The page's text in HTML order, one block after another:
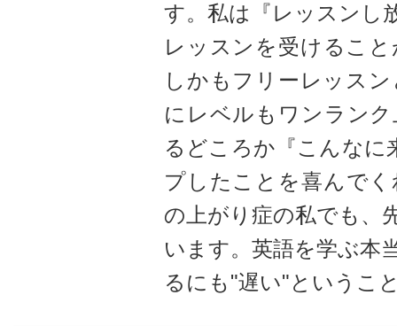
す。私は『レッスンし
レッスンを受けるこ
しかもフリーレッス
にレベルもワンラン
るどころか『こんなに
プしたことを喜んで
の上がり症の私でも、
います。英語を学ぶ本
るにも"遅い"というこ